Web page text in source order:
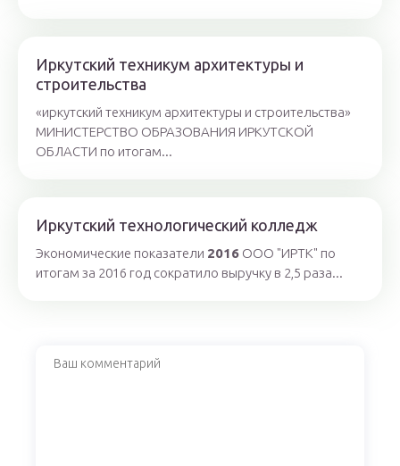
Иркутский техникум архитектуры и
строительства
«иркутский техникум архитектуры и строительства»
МИНИСТЕРСТВО ОБРАЗОВАНИЯ ИРКУТСКОЙ
ОБЛАСТИ по итогам...
Иркутский технологический колледж
Экономические показатели 2016 ООО "ИРТК" по
итогам за 2016 год сократило выручку в 2,5 раза...